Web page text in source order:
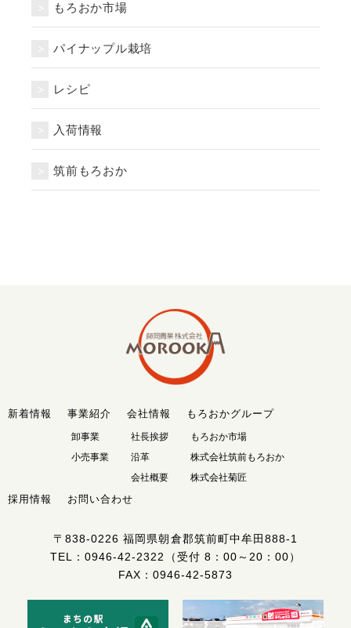
もろおか市場
パイナップル栽培
レシピ
入荷情報
筑前もろおか
新着情報 事業紹介
卸事業
小売事業
会社情報
社長挨拶
沿革
会社概要
もろおかグループ
もろおか市場
株式会社筑前もろおか
株式会社菊匠
採用情報 お問い合わせ
〒838-0226福岡県朝倉郡筑前町中牟田888-1
TEL： 0946-42-2322
（受付 8：00～20：00）
FAX：0946-42-5873